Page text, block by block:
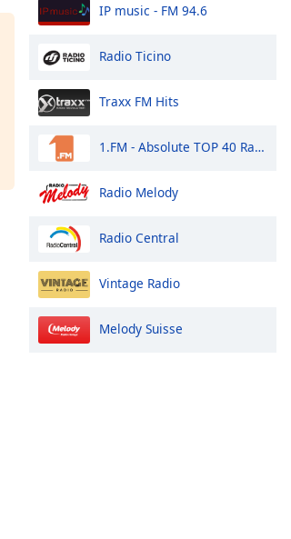
IP music - FM 94.6
Radio Ticino
Traxx FM Hits
1.FM - Absolute TOP 40 Radio
Radio Melody
Radio Central
Vintage Radio
Melody Suisse